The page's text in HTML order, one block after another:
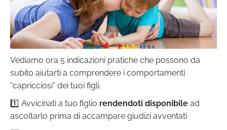
Vediamo ora 5 indicazioni pratiche che possono da
subito aiutarti a comprendere i comportamenti
“capricciosi” dei tuoi figli.
1️⃣ Avvicinati a tuo figlio rendendoti disponibile ad
ascoltarlo prima di accampare giudizi avventati